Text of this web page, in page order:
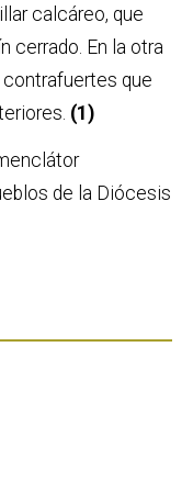
calcáreo, que
cerrado. En la otra
que
(1)
de la Diócesis